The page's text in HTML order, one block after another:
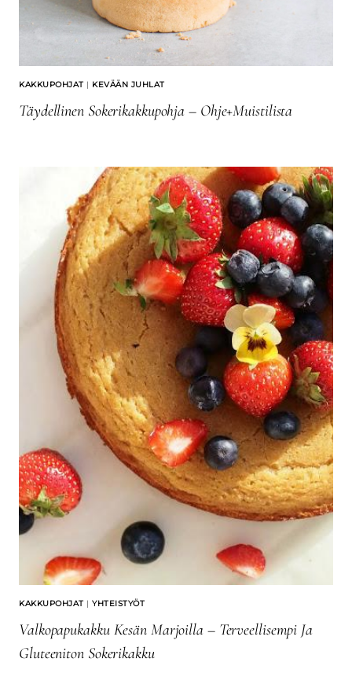
KAKKUPOHJAT | KEVÄÄN JUHLAT
Täydellinen Sokerikakkupohja – Ohje+Muistilista
KAKKUPOHJAT | YHTEISTYÖT
Valkopapukakku Kesän Marjoilla – Terveellisempi Ja
Gluteeniton Sokerikakku